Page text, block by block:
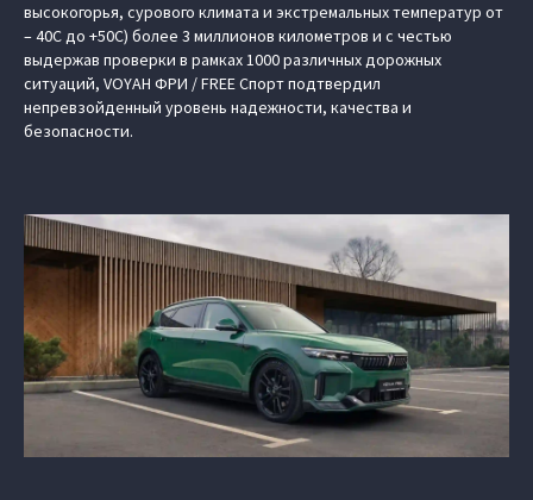
высокогорья, сурового климата и экстремальных температур от
– 40С до +50С) более 3 миллионов километров и с честью
выдержав проверки в рамках 1000 различных дорожных
ситуаций, VOYAH ФРИ / FREE Спорт подтвердил
непревзойденный уровень надежности, качества и
безопасности.